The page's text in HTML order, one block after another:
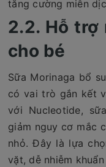
tăng cường miễn
2.2. Hỗ
cho bé
Sữa Morinaga bổ
có vai trò gắn kết
với Nucleotide,
giảm nguy cơ mắc
nhỏ. Đây là lựa
vặt, dễ nhiễm